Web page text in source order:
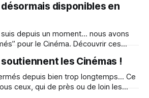
et Murphy”, exploré les bois en
et surmonté votre peur de l'
disponibles en
depuis un moment… nous avons
le Cinéma. Découvrir ces
avec nos animaux mal-aimés
concentrer sur l’histoire
les Cinémas !
depuis bien trop longtemps… Ce
ceux, qui de près ou de loin les